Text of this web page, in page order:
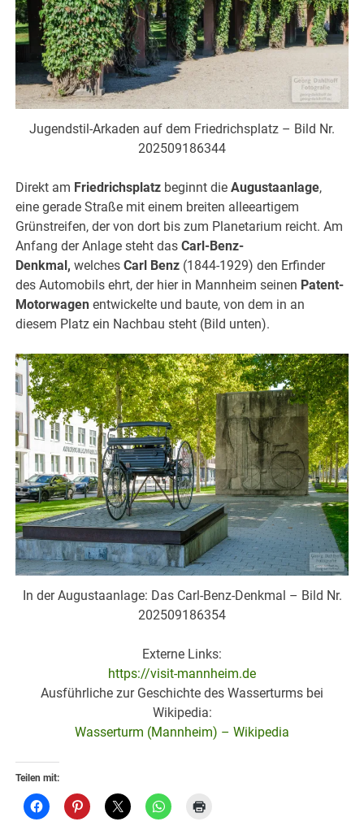
Jugendstil-Arkaden auf dem Friedrichsplatz – Bild Nr.
202509186344
Direkt am Friedrichsplatz beginnt dieAugustaanlage,
eine gerade Straße mit einem breiten alleeartigem
Grünstreifen, der von dort bis zum Planetarium reicht. Am
Anfang der Anlage steht dasCarl-Benz-
Denkmal, welchesCarl Benz (1844-1929) den Erfinder
des Automobils ehrt, der hier in Mannheim seinen Patent-
Motorwagen entwickelte und baute, von dem in an
diesem Platz ein Nachbau steht (Bild unten).
In der Augustaanlage: Das Carl-Benz-Denkmal – Bild Nr.
202509186354
Externe Links:
https://visit-mannheim.de
Ausführliche zur Geschichte des Wasserturms bei
Wikipedia:
Wasserturm (Mannheim) – Wikipedia
Teilen mit: